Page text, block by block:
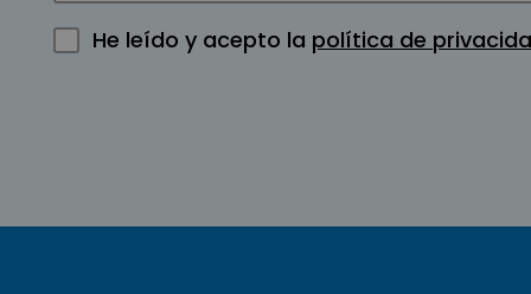
He leído y acepto la política de